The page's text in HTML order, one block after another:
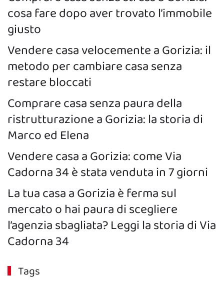
cosa fare dopo aver trovato l’immobile
giusto
Vendere casa velocemente a Gorizia: il
metodo per cambiare casa senza
restare bloccati
Comprare casa senza paura della
ristrutturazione a Gorizia: la storia di
Marco ed Elena
Vendere casa a Gorizia: come Via
Cadorna 34 è stata venduta in 7 giorni
La tua casa a Gorizia è ferma sul
mercato o hai paura di scegliere
l’agenzia sbagliata? Leggi la storia di Via
Cadorna 34
Tags